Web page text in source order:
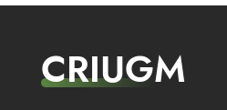
CRIUGM